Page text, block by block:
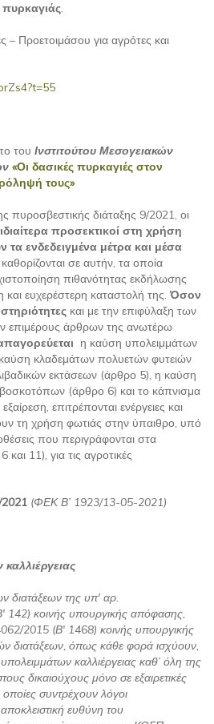
πυρκαγιάς.
– Προετοιμάσου για αγρότες και
του Ινστιτούτου Μεσογειακών
«Οι δασικές πυρκαγιές στον
τους»
πυροσβεστικής διάταξης 9/2021, οι
ιδιαίτερα προσεκτικοί στη χρήση
ενδεδειγμένα μέτρα και μέσα
σε αυτήν, τα οποία
πιθανότητας εκδήλωσης
ευχερέστερη καταστολή της. Όσον
και με την επιφύλαξη των
επιμέρους άρθρων της ανωτέρω
η καύση υπολειμμάτων
κλαδεμάτων πολυετών φυτειών
εκτάσεων (άρθρο 5), η καύση
(άρθρο 6) και το κάπνισμα
επιτρέπονται ενέργειες και
τη χρήση φωτιάς στην ύπαιθρο, υπό
που περιγράφονται στα
11), για τις αγροτικές
(ΦΕΚ Β’ 1923/13-05-2021)
διατάξεων της υπ' αρ.
κοινής υπουργικής απόφασης,
2015 (Β' 1468) κοινής υπουργικής
διατάξεων, όπως κάθε φορά ισχύουν,
καλλιέργειας καθ’ όλη της
δικαιούχους μόνο σε εξαιρετικές
οποίες συντρέχουν λόγοι
ευθύνη του